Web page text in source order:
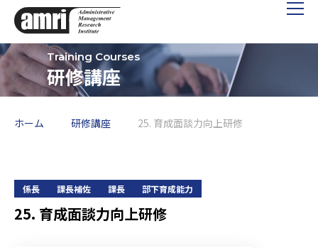
研修講座
ホーム 研修講座 25. 育成面談力向上研修
係長 課長補佐 課長 部下育成能力
25. 育成面談力向上研修